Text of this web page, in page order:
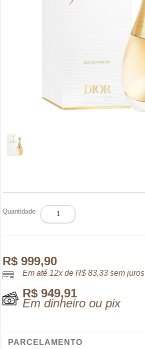
Quantidade
DIOR
J'ADORE
100ML
R$ 999,90
Em até 12x deR$ 83,33 sem juros
R$ 949,91
Em dinheiro ou pix
PARCELAMENTO